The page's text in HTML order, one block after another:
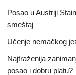
Posao u Austriji
smeštaj
Učenje nemačkog
Najtraženija
posao i dobru platu?